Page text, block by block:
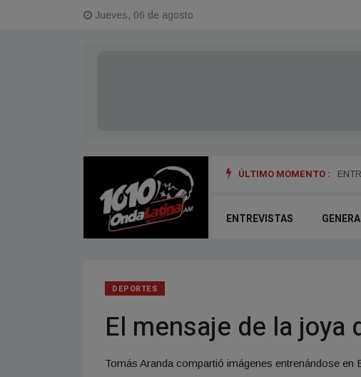
Jueves, 06 de agosto
ÚLTIMO MOMENTO :
ENTREVISTAS
DEPORTES
El mensaje de la joya
Tomás Aranda compartió imágenes entrenándose